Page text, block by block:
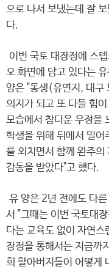
으로 나서 보냈는데 잘
다.
이번 국토 대장정에 스
오 화면에 담고 있다는
양은 "동생(유연지, 대구
의지가 되고 또 다들 힘
모습에서 참다운 우정을
학생을 위해 뒤에서 밀어
를 외치면서 함께 완주의
감동을 받았다"고 했다.
유 양은 2년 전에도 다
서 "그때는 이번 국토대
다는 교육도 없이 자연스
장정을 통해서는 지금까
희 할아버지들이 어떻게